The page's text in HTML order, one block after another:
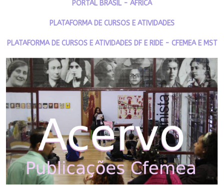
PORTAL BRASIL - ÁFRICA
PLATAFORMA DE CURSOS E ATIVIDADES
PLATAFORMA DE CURSOS E ATIVIDADES DF E RIDE - CFEMEA E MST